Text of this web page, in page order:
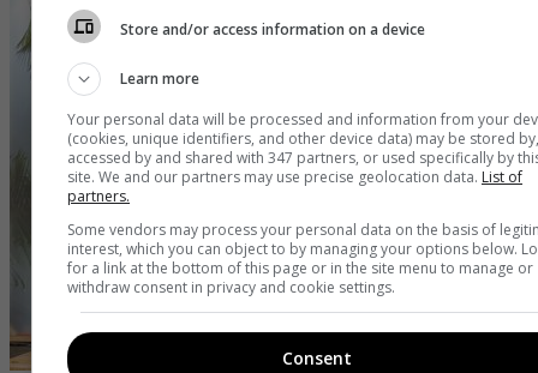
Store and/or access information on a device
Learn more
Your personal data will be processed and information from your
(cookies, unique identifiers, and other device data) may be stored by,
accessed by and shared with 347 partners, or used specifically by
site. We and our partners may use precise geolocation data. List of
partners.
Some vendors may process your personal data on the basis of
interest, which you can object to by managing your options below.
for a link at the bottom of this page or in the site menu to manage or
withdraw consent in privacy and cookie settings.
Consent